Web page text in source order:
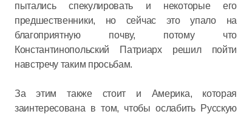
пытались спекулировать и некоторые его
предшественники, но сейчас это упало на
благоприятную почву, потому что
Константинопольский Патриарх решил пойти
навстречу таким просьбам.
За этим также стоит и Америка, которая
заинтересована в том, чтобы ослабить Русскую